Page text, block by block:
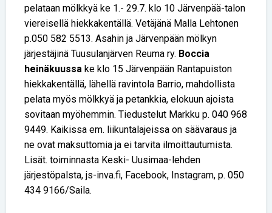
pelataan mölkkyä ke 1.- 29.7. klo 10 Järvenpää-talon
viereisellä hiekkakentällä. Vetäjänä Malla Lehtonen
p.050 582 5513. Asahin ja Järvenpään mölkyn
järjestäjinä Tuusulanjärven Reuma ry. Boccia
heinäkuussa ke klo 15 Järvenpään Rantapuiston
hiekkakentällä, lähellä ravintola Barrio, mahdollista
pelata myös mölkkyä ja petankkia, elokuun ajoista
sovitaan myöhemmin. Tiedustelut Markku p. 040 968
9449. Kaikissa em. liikuntalajeissa on säävaraus ja
ne ovat maksuttomia ja ei tarvita ilmoittautumista.
Lisät. toiminnasta Keski- Uusimaa-lehden
järjestöpalsta, js-inva.fi, Facebook, Instagram, p. 050
434 9166/Saila.